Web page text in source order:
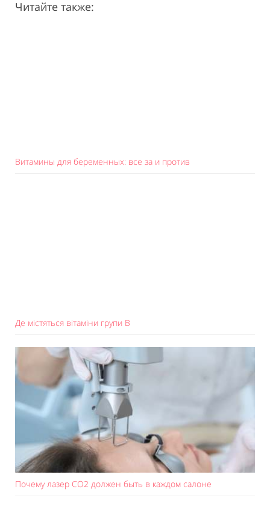
Читайте также:
Витамины для беременных: все за и против
Де містяться вітаміни групи B
Почему лазер СО2 должен быть в каждом салоне